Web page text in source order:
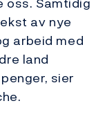
av nye
arbeid med
land
sier